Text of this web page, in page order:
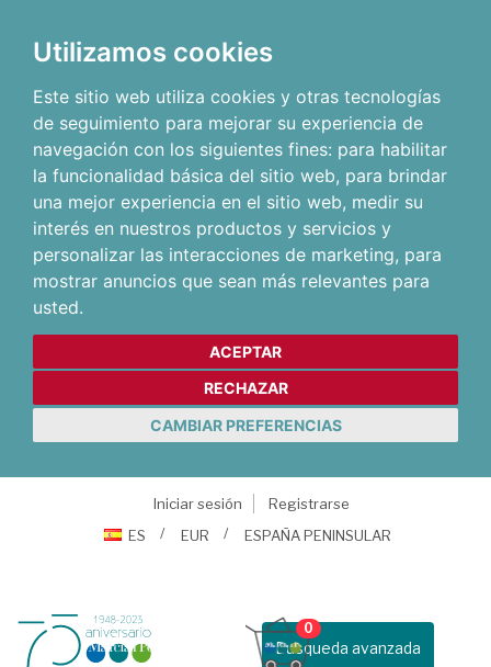
Utilizamos cookies
Este sitio web utiliza cookies y otras tecnologías
de seguimiento para mejorar su experiencia de
navegación con los siguientes fines: para habilitar
la funcionalidad básica del sitio web, para brindar
una mejor experiencia en el sitio web, medir su
interés en nuestros productos y servicios y
personalizar las interacciones de marketing, para
mostrar anuncios que sean más relevantes para
usted.
ACEPTAR
RECHAZAR
CAMBIAR PREFERENCIAS
Iniciar sesión
Registrarse
ES
EUR ESPAÑA PENINSULAR
Busqueda avanzada
0